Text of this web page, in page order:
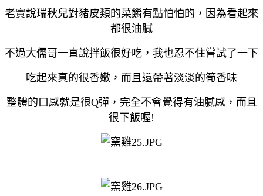
老實說瑞秋兒對豬皮類的菜餚有點怕怕的，因為看起來
都很油膩
不過大儒哥一直說拌飯很好吃，我也忍不住嘗試了一下
吃起來真的很香嫩，而且還帶著淡淡的筍香味
整體的口感就是很Q彈，完全不會覺得有油膩感，而且
很下飯喔!